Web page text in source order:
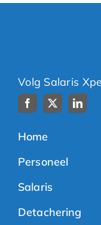
Volg Salaris
Home
Personeel
Salaris
Detachering